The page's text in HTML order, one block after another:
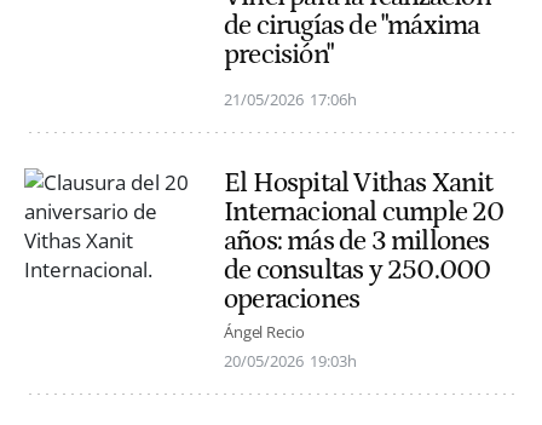
de cirugías de "máxima
precisión"
21/05/2026 17:06h
El Hospital Vithas Xanit
Internacional cumple 20
años: más de 3 millones
de consultas y 250.000
operaciones
Ángel Recio
20/05/2026 19:03h